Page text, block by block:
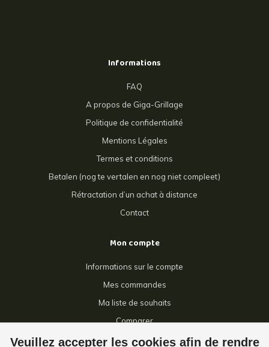
Veuillez accepter les cookies afin de rendre
Informations
FAQ
A propos de Giga-Grillage
Politique de confidentialité
Mentions Légales
Termes et conditions
Betalen (nog te vertalen en nog niet compleet)
Rétractation d’un achat à distance
Contact
Mon compte
Informations sur le compte
Mes commandes
Ma liste de souhaits
Comparer
Tous les produits